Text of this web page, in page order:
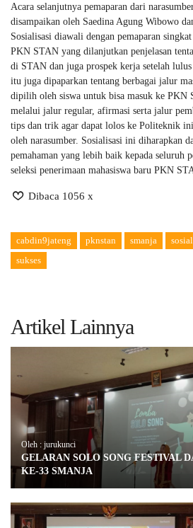
Acara selanjutnya pemaparan dari
disampaikan oleh Saedina Agung Wibowo
Sosialisasi diawali dengan pemaparan
PKN STAN yang dilanjutkan penjelasan
di STAN dan juga prospek kerja setelah
itu juga dipaparkan tentang berbagai jalur
dipilih oleh siswa untuk bisa masuk ke PKN
melalui jalur regular, afirmasi serta jalur
tips dan trik agar dapat lolos ke Politeknik
oleh narasumber. Sosialisasi ini diharapkan
pemahaman yang lebih baik kepada seluruh
seleksi penerimaan mahasiswa baru PKN
Dibaca 1056 x
cabdin9jateng pknstan smanja
sukses
Artikel Lainnya
Oleh : jurukunci
GELARAN SOLO SONG FESTIVAL
KE-33 SMANJA